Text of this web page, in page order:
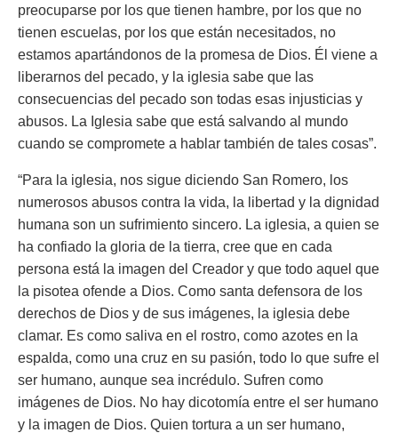
preocuparse por los que tienen hambre, por los que no
tienen escuelas, por los que están necesitados, no
estamos apartándonos de la promesa de Dios. Él viene a
liberarnos del pecado, y la iglesia sabe que las
consecuencias del pecado son todas esas injusticias y
abusos. La Iglesia sabe que está salvando al mundo
cuando se compromete a hablar también de tales cosas”.
“Para la iglesia, nos sigue diciendo San Romero, los
numerosos abusos contra la vida, la libertad y la dignidad
humana son un sufrimiento sincero. La iglesia, a quien se
ha confiado la gloria de la tierra, cree que en cada
persona está la imagen del Creador y que todo aquel que
la pisotea ofende a Dios. Como santa defensora de los
derechos de Dios y de sus imágenes, la iglesia debe
clamar. Es como saliva en el rostro, como azotes en la
espalda, como una cruz en su pasión, todo lo que sufre el
ser humano, aunque sea incrédulo. Sufren como
imágenes de Dios. No hay dicotomía entre el ser humano
y la imagen de Dios. Quien tortura a un ser humano,